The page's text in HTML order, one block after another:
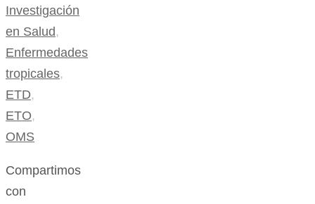
Investigación
en Salud,
Enfermedades
tropicales,
ETD,
ETO,
OMS
Compartimos
con